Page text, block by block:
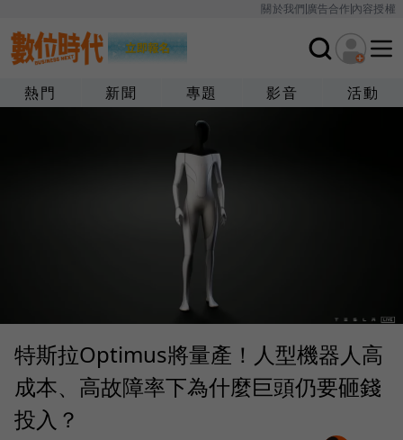
關於我們廣告合作內容授權
熱門 新聞 專題 影音 活動
特斯拉Optimus將量產！人型機器人高
成本、高故障率下為什麼巨頭仍要砸錢
投入？